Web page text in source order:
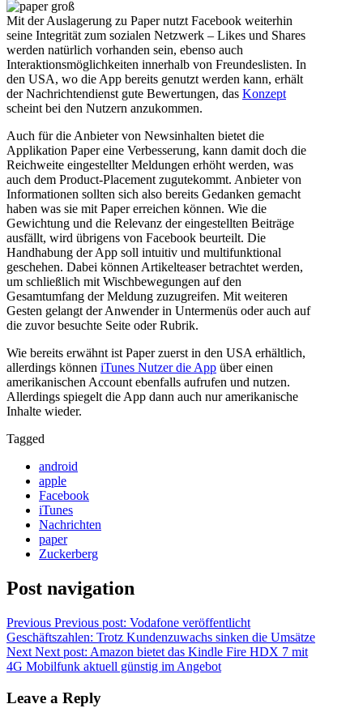
Mit der Auslagerung zu Paper nutzt Facebook weiterhin
seine Integrität zum sozialen Netzwerk – Likes und Shares
werden natürlich vorhanden sein, ebenso auch
Interaktionsmöglichkeiten innerhalb von Freundeslisten. In
den USA, wo die App bereits genutzt werden kann, erhält
der Nachrichtendienst gute Bewertungen, das Konzept
scheint bei den Nutzern anzukommen.
Auch für die Anbieter von Newsinhalten bietet die
Applikation Paper eine Verbesserung, kann damit doch die
Reichweite eingestellter Meldungen erhöht werden, was
auch dem Product-Placement zugutekommt. Anbieter von
Informationen sollten sich also bereits Gedanken gemacht
haben was sie mit Paper erreichen können. Wie die
Gewichtung und die Relevanz der eingestellten Beiträge
ausfällt, wird übrigens von Facebook beurteilt. Die
Handhabung der App soll intuitiv und multifunktional
geschehen. Dabei können Artikelteaser betrachtet werden,
um schließlich mit Wischbewegungen auf den
Gesamtumfang der Meldung zuzugreifen. Mit weiteren
Gesten gelangt der Anwender in Untermenüs oder auch auf
die zuvor besuchte Seite oder Rubrik.
Wie bereits erwähnt ist Paper zuerst in den USA erhältlich,
allerdings können iTunes Nutzer die App über einen
amerikanischen Account ebenfalls aufrufen und nutzen.
Allerdings spiegelt die App dann auch nur amerikanische
Inhalte wieder.
Tagged
android
apple
Facebook
iTunes
Nachrichten
paper
Zuckerberg
Post navigation
Previous Previous post: Vodafone veröffentlicht
Geschäftszahlen: Trotz Kundenzuwachs sinken die Umsätze
Next Next post: Amazon bietet das Kindle Fire HDX 7 mit
4G Mobilfunk aktuell günstig im Angebot
Leave a Reply